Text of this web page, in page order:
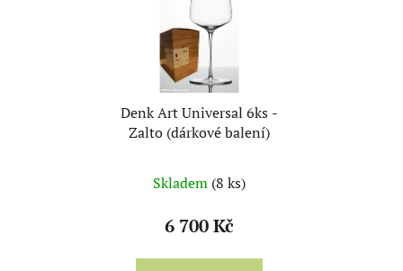
Denk Art Universal 6ks -
Zalto (dárkové balení)
Skladem (8 ks)
6 700 Kč